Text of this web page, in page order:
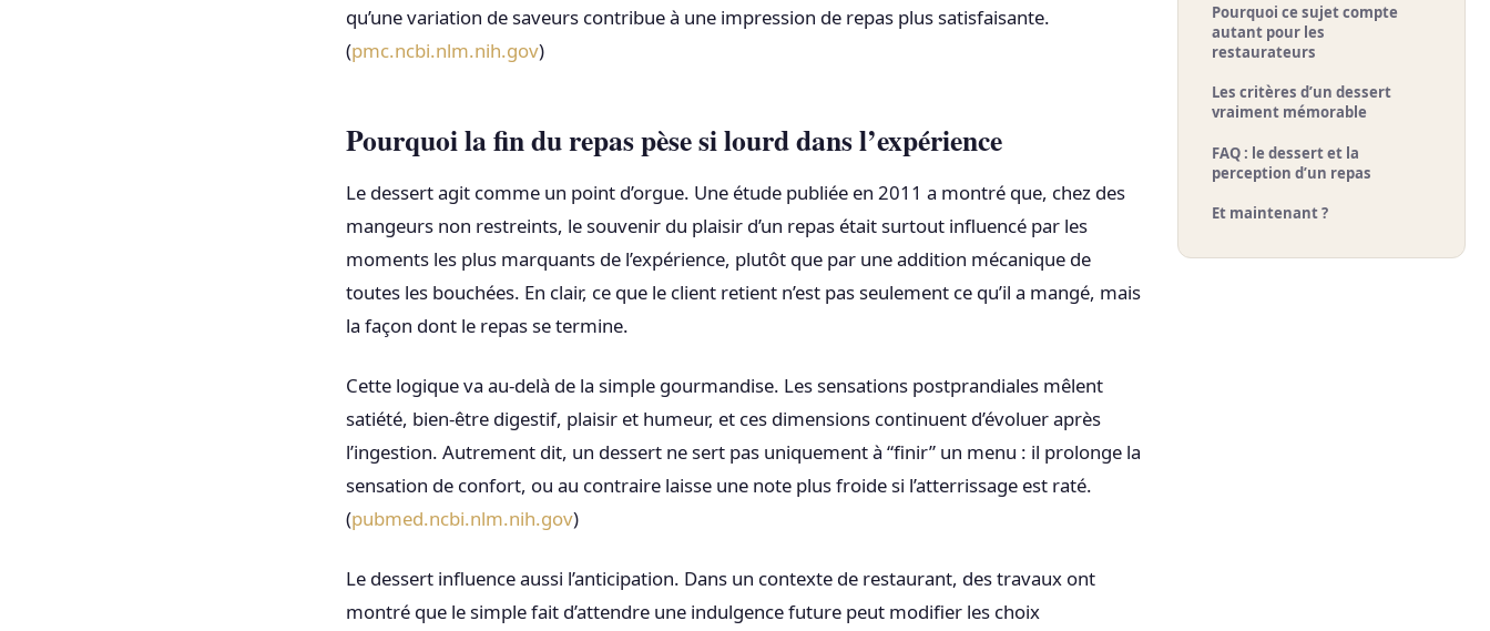
qu’une variation de saveurs contribue à une impression de repas plus satisfaisante.
(pmc.ncbi.nlm.nih.gov)
Pourquoi la fin du repas pèse si lourd dans l’expérience
Le dessert agit comme un point d’orgue. Une étude publiée en 2011 a montré que, chez des
mangeurs non restreints, le souvenir du plaisir d’un repas était surtout influencé par les
moments les plus marquants de l’expérience, plutôt que par une addition mécanique de
toutes les bouchées. En clair, ce que le client retient n’est pas seulement ce qu’il a mangé, mais
la façon dont le repas se termine.
Cette logique va au-delà de la simple gourmandise. Les sensations postprandiales mêlent
satiété, bien-être digestif, plaisir et humeur, et ces dimensions continuent d’évoluer après
l’ingestion. Autrement dit, un dessert ne sert pas uniquement à “finir” un menu : il prolonge la
sensation de confort, ou au contraire laisse une note plus froide si l’atterrissage est raté.
(pubmed.ncbi.nlm.nih.gov)
Le dessert influence aussi l’anticipation. Dans un contexte de restaurant, des travaux ont
montré que le simple fait d’attendre une indulgence future peut modifier les choix
Pourquoi ce sujet compte
autant pour les
restaurateurs
Les critères d’un dessert
vraiment mémorable
FAQ : le dessert et la
perception d’un repas
Et maintenant ?